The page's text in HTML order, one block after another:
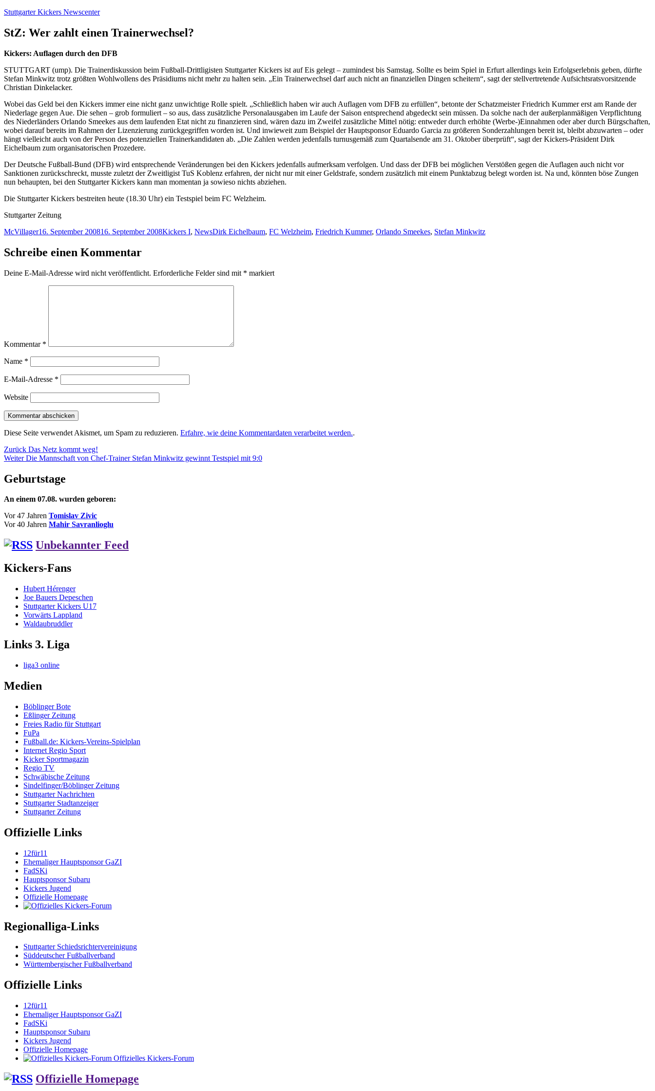
Zum
springen
Stuttgarter Kickers Newscenter
StZ: Wer zahlt einen Trainerwechsel?
Kickers: Auflagen durch den DFB
STUTTGART (ump). Die Trainerdiskussion beim Fußball-Drittligisten Stuttgarter Kickers ist auf Eis gelegt – zumindest bis Samstag. Sollte es beim Spiel in Erfurt allerdings kein Erfolgserlebnis geben, dürfte
Stefan Minkwitz trotz größten Wohlwollens des Präsidiums nicht mehr zu halten sein. „Ein Trainerwechsel darf auch nicht an finanziellen Dingen scheitern“, sagt der stellvertretende Aufsichtsratsvorsitzende
Christian Dinkelacker.
Wobei das Geld bei den Kickers immer eine nicht ganz unwichtige Rolle spielt. „Schließlich haben wir auch Auflagen vom DFB zu erfüllen“, betonte der Schatzmeister Friedrich Kummer erst am Rande der
Niederlage gegen Aue. Die sehen – grob formuliert – so aus, dass zusätzliche Personalausgaben im Laufe der Saison entsprechend abgedeckt sein müssen. Da solche nach der außerplanmäßigen Verpflichtung
des Niederländers Orlando Smeekes aus dem laufenden Etat nicht zu finanzieren sind, wären dazu im Zweifel zusätzliche Mittel nötig: entweder durch erhöhte (Werbe-)Einnahmen oder aber durch Bürgschaften,
wobei darauf bereits im Rahmen der Lizenzierung zurückgegriffen worden ist. Und inwieweit zum Beispiel der Hauptsponsor Eduardo Garcia zu größeren Sonderzahlungen bereit ist, bleibt abzuwarten – oder
hängt vielleicht auch von der Person des potenziellen Trainerkandidaten ab. „Die Zahlen werden jedenfalls turnusgemäß zum Quartalsende am 31. Oktober überprüft“, sagt der Kickers-Präsident Dirk
Eichelbaum zum organisatorischen Prozedere.
Der Deutsche Fußball-Bund (DFB) wird entsprechende Veränderungen bei den Kickers jedenfalls aufmerksam verfolgen. Und dass der DFB bei möglichen Verstößen gegen die Auflagen auch nicht vor
Sanktionen zurückschreckt, musste zuletzt der Zweitligist TuS Koblenz erfahren, der nicht nur mit einer Geldstrafe, sondern zusätzlich mit einem Punktabzug belegt worden ist. Na und, könnten böse Zungen
nun behaupten, bei den Stuttgarter Kickers kann man momentan ja sowieso nichts abziehen.
Die Stuttgarter Kickers bestreiten heute (18.30 Uhr) ein Testspiel beim FC Welzheim.
Stuttgarter Zeitung
Autor
McVillagerVeröffentlicht
16. September 200816. September 2008Kategorien
Kickers I, NewsSchlagwörter
Dirk Eichelbaum, FC Welzheim, Friedrich Kummer, Orlando Smeekes, Stefan Minkwitz
Schreibe einen Kommentar
Deine E-Mail-Adresse wird nicht veröffentlicht. Erforderliche Felder sind mit * markiert
Kommentar *
Name *
E-Mail-Adresse *
Website
Diese Seite verwendet Akismet, um Spam zu reduzieren. Erfahre, wie deine Kommentardaten verarbeitet werden..
Beitragsnavigation
Zurück Vorheriger
Beitrag:
Das Netz kommt weg!
Weiter Nächster
Die Mannschaft von Chef-Trainer Stefan Minkwitz gewinnt Testspiel mit 9:0
Geburtstage
An einem 07.08. wurden geboren:
Vor 47 Jahren Tomislav Zivic
Vor 40 Jahren Mahir Savranlioglu
Unbekannter Feed
Kickers-Fans
Hubert Hérenger
Joe Bauers Depeschen
Stuttgarter Kickers U17
Vorwärts Lappland
Waldaubruddler
Links 3. Liga
liga3 online
Medien
Böblinger Bote
Eßlinger Zeitung
Freies Radio für Stuttgart
FuPa
Fußball.de: Kickers-Vereins-Spielplan
Internet Regio Sport
Kicker Sportmagazin
Regio TV
Schwäbische Zeitung
Sindelfinger/Böblinger Zeitung
Stuttgarter Nachrichten
Stuttgarter Stadtanzeiger
Stuttgarter Zeitung
Offizielle Links
12für11
Ehemaliger Hauptsponsor GaZI
FadSKi
Hauptsponsor Subaru
Kickers Jugend
Offizielle Homepage
Regionalliga-Links
Stuttgarter Schiedsrichtervereinigung
Süddeutscher Fußballverband
Württembergischer Fußballverband
Offizielle Links
12für11
Ehemaliger Hauptsponsor GaZI
FadSKi
Hauptsponsor Subaru
Kickers Jugend
Offizielle Homepage
Offizielles Kickers-Forum
Offizielle Homepage